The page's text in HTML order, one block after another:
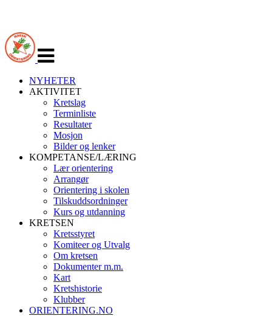
navigasjon
NYHETER
AKTIVITET
Kretslag
Terminliste
Resultater
Mosjon
Bilder og lenker
KOMPETANSE/LÆRING
Lær orientering
Arrangør
Orientering i skolen
Tilskuddsordninger
Kurs og utdanning
KRETSEN
Kretsstyret
Komiteer og Utvalg
Om kretsen
Dokumenter m.m.
Kart
Kretshistorie
Klubber
ORIENTERING.NO